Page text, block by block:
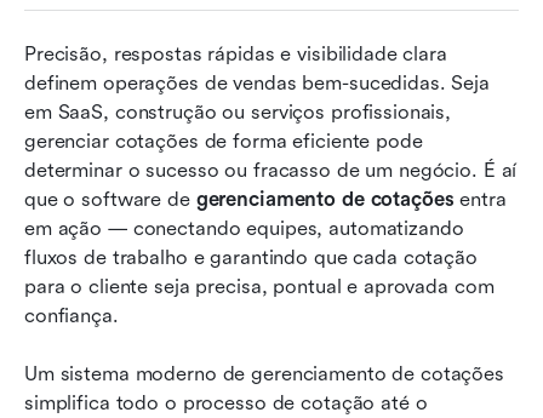
Precisão, respostas rápidas e visibilidade clara
definem operações de vendas bem-sucedidas. Seja
em SaaS, construção ou serviços profissionais,
gerenciar cotações de forma eficiente pode
determinar o sucesso ou fracasso de um negócio. É aí
que o software de gerenciamento de cotações entra
em ação — conectando equipes, automatizando
fluxos de trabalho e garantindo que cada cotação
para o cliente seja precisa, pontual e aprovada com
confiança.
Um sistema moderno de gerenciamento de cotações
simplifica todo o processo de cotação até o
software de gerenciamento de cotações
Melhores ferramentas de gerenciamento de
cotações que você deve conferir
Bônus: Modelos de gerenciamento de cotações
do Lark
Conclusão
Perguntas frequentes